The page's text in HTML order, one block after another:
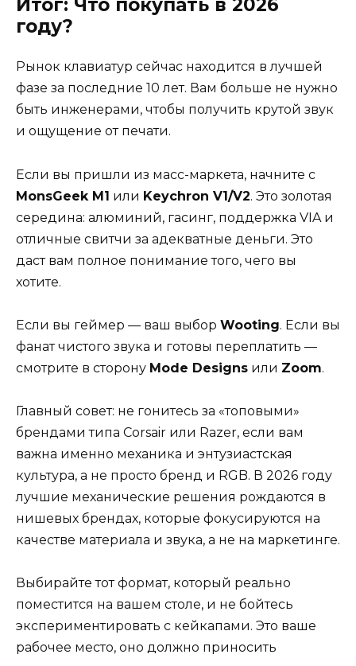
Итог: Что покупать в 2026
году?
Рынок клавиатур сейчас находится в лучшей
фазе за последние 10 лет. Вам больше не нужно
быть инженерами, чтобы получить крутой звук
и ощущение от печати.
Если вы пришли из масс-маркета, начните с
MonsGeek M1 или Keychron V1/V2. Это золотая
середина: алюминий, гасинг, поддержка VIA и
отличные свитчи за адекватные деньги. Это
даст вам полное понимание того, чего вы
хотите.
Если вы геймер — ваш выбор Wooting. Если вы
фанат чистого звука и готовы переплатить —
смотрите в сторону Mode Designs или Zoom.
Главный совет: не гонитесь за «топовыми»
брендами типа Corsair или Razer, если вам
важна именно механика и энтузиастская
культура, а не просто бренд и RGB. В 2026 году
лучшие механические решения рождаются в
нишевых брендах, которые фокусируются на
качестве материала и звука, а не на маркетинге.
Выбирайте тот формат, который реально
поместится на вашем столе, и не бойтесь
экспериментировать с кейкапами. Это ваше
рабочее место, оно должно приносить